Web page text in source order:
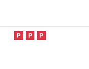
P P P